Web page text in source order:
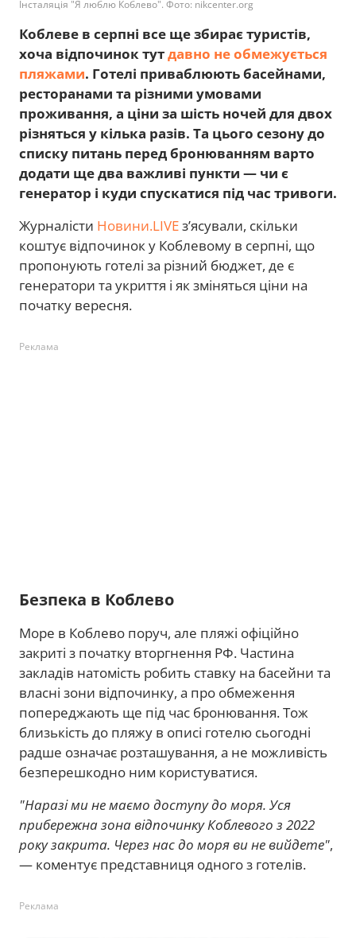
Інсталяція "Я люблю Коблево". Фото: nikcenter.org
Коблеве в серпні все ще збирає туристів,
хоча відпочинок тутдавно не обмежується
пляжами. Готелі приваблюють басейнами,
ресторанами та різними умовами
проживання, а ціни за шість ночей для двох
різняться у кілька разів. Та цього сезону до
списку питань перед бронюванням варто
додати ще два важливі пункти — чи є
генератор і куди спускатися під час тривоги.
Журналісти Новини.LIVEз’ясували, скільки
коштує відпочинок у Коблевому в серпні, що
пропонують готелі за різний бюджет, де є
генератори та укриття і як зміняться ціни на
початку вересня.
Реклама
Безпека в Коблево
Море в Коблево поруч, але пляжі офіційно
закриті з початку вторгнення РФ. Частина
закладів натомість робить ставку на басейни та
власні зони відпочинку, а про обмеження
попереджають ще під час бронювання. Тож
близькість до пляжу в описі готелю сьогодні
радше означає розташування, а не можливість
безперешкодно ним користуватися.
"Наразі ми не маємо доступу до моря. Уся
прибережна зона відпочинку Коблевого з 2022
року закрита. Через нас до моря ви не вийдете",
— коментує представниця одного з готелів.
Реклама